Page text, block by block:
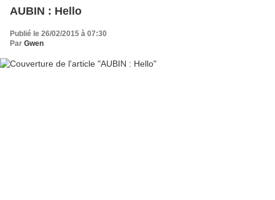
AUBIN : Hello
Publié le 26/02/2015 à 07:30
Par Gwen